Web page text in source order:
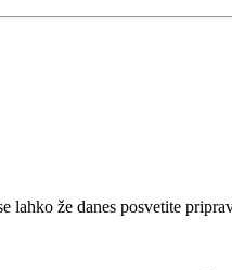
lahko že danes posvetite